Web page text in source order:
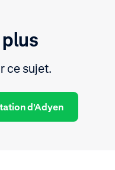
plus
ce sujet.
d'Adyen